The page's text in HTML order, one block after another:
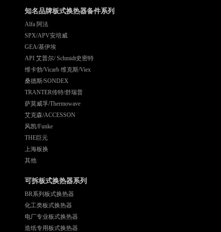
知名品牌板式换热器备件系列
Alfa 阿法
SPX/APV安培威
GEA/基伊埃
API 艾普尔/ Schmidt史密特
维卡勃/Vicarb 维克斯/Viex
桑德斯/SONDEX
TRANTER传特/舒瑞普
萨莫威孚/Thermowave
艾克森/ACCESSON
风凯/Funke
THE巨元
上海板换
其他
可拆板式换热器系列
BR系列板式换热器
化工类板式换热器
电厂专业板式换热器
造纸专用板式换热器